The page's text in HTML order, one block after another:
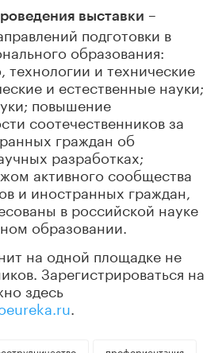
выставки –
подготовки в
образования:
и технические
и естественные науки;
повышение
соотечественников за
граждан об
разработках;
активного сообщества
и иностранных граждан,
в российской науке
образовании.
на одной площадке не
Зарегистрироваться на
здесь